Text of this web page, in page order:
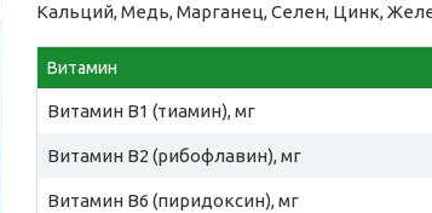
Кальций, Медь, Марганец, Селен, Цинк,
Витамин
Витамин B1 (тиамин), мг
Витамин B2 (рибофлавин), мг
Витамин B6 (пиридоксин), мг